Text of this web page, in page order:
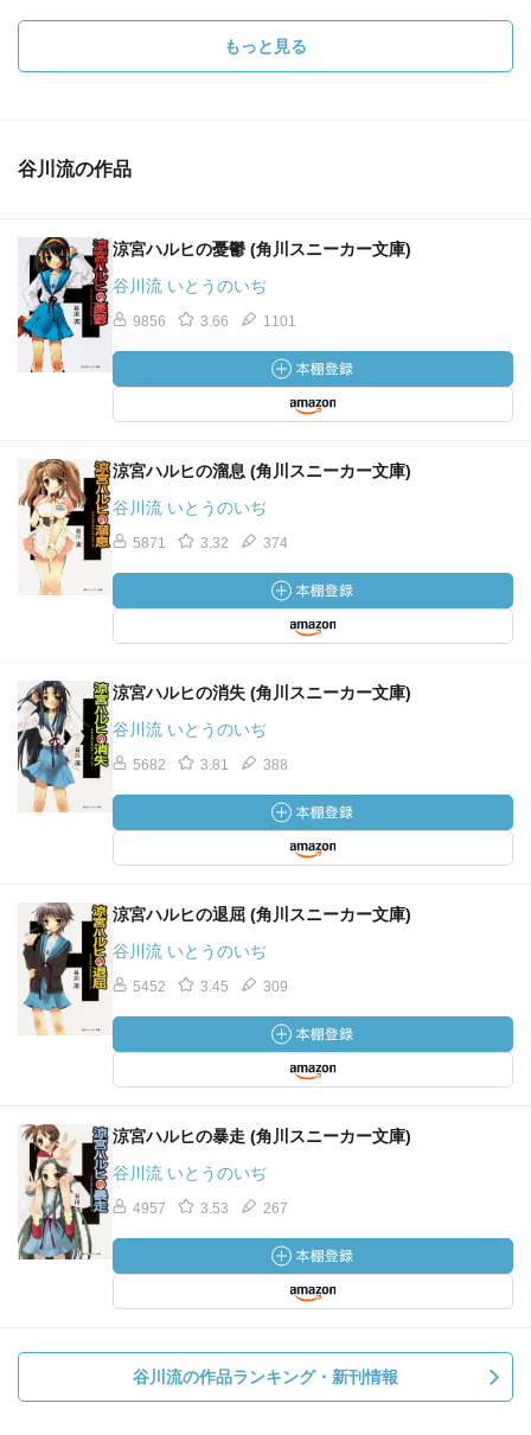
もっと見る
谷川流の作品
涼宮ハルヒの憂鬱 (角川スニーカー文庫)
谷川流 いとうのいぢ
9856 3.66 1101
涼宮ハルヒの溜息 (角川スニーカー文庫)
谷川流 いとうのいぢ
5871 3.32 374
涼宮ハルヒの消失 (角川スニーカー文庫)
谷川流 いとうのいぢ
5682 3.81 388
涼宮ハルヒの退屈 (角川スニーカー文庫)
谷川流 いとうのいぢ
5452 3.45 309
涼宮ハルヒの暴走 (角川スニーカー文庫)
谷川流 いとうのいぢ
4957 3.53 267
谷川流の作品ランキング・新刊情報